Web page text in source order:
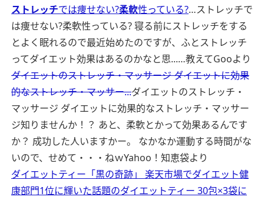
ストレッチでは痩せない?柔軟性っている?…ストレッチで
は痩せない?柔軟性っている? 寝る前にストレッチをする
とよく眠れるので最近始めたのですが、ふとストレッチ
ってダイエット効果はあるのかなと思...…教えてGooより
ダイエットのストレッチ・マッサージ ダイエットに効果
的なストレッチ・マッサー...ダイエットのストレッチ・
マッサージ ダイエットに効果的なストレッチ・マッサー
ジ知りませんか！？ あと、柔軟とかって効果あるんです
か？ 成功した人いますかー。 なかなか運動する時間がな
いので、せめて・・・ねｗYahoo！知恵袋より
ダイエットティー「黒の奇跡」 楽天市場でダイエット健
康部門1位に輝いた話題のダイエットティー 30包×3袋に